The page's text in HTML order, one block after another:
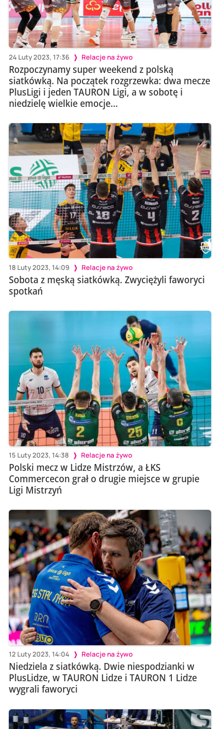
24 Luty 2023, 17:36 Relacje na żywo
Rozpoczynamy super weekend z polską
siatkówką. Na początek rozgrzewka: dwa mecze
PlusLigi i jeden TAURON Ligi, a w sobotę i
niedzielę wielkie emocje...
18 Luty 2023, 14:09 Relacje na żywo
Sobota z męską siatkówką. Zwyciężyli faworyci
spotkań
15 Luty 2023, 14:38 Relacje na żywo
Polski mecz w Lidze Mistrzów, a ŁKS
Commercecon grał o drugie miejsce w grupie
Ligi Mistrzyń
12 Luty 2023, 14:04 Relacje na żywo
Niedziela z siatkówką. Dwie niespodzianki w
PlusLidze, w TAURON Lidze i TAURON 1 Lidze
wygrali faworyci